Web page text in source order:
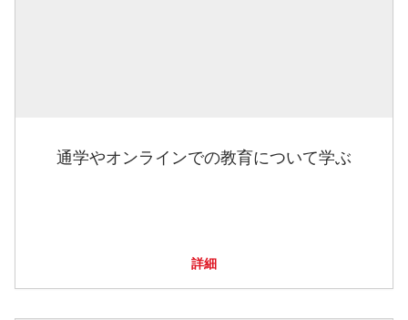
通学やオンラインでの教育について学ぶ
詳細